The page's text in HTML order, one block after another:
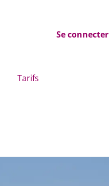
Se connecter
Tarifs